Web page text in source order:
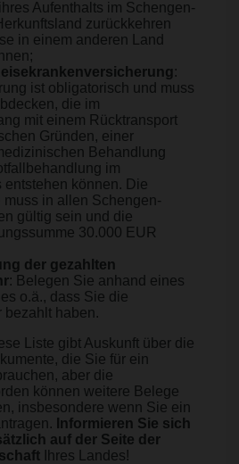
Aufenthalts im Schengen-
zurückkehren
in einem anderen Land
:
ist obligatorisch und muss
die im
mit einem Rücktransport
Gründen, einer
Behandlung
im
entstehen können. Die
muss in allen Schengen-
gültig sein und die
30.000 EUR
der gezahlten
: Belegen Sie anhand eines
o.ä., dass Sie die
bezahlt haben.
Liste gibt Auskunft über die
die Sie für ein
aber die
können weitere Belege
insbesondere wenn Sie ein
Informieren Sie sich
auf der Seite der
Ihres Landes!